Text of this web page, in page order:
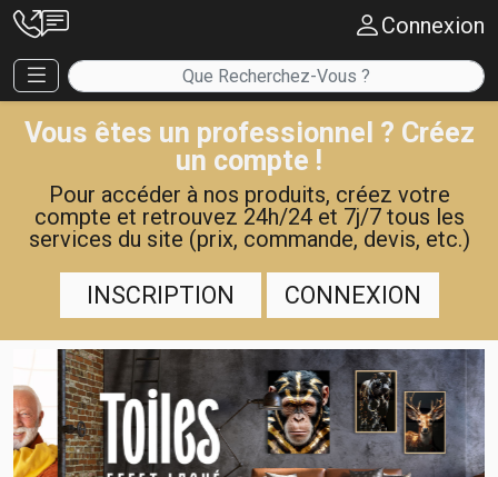
Connexion
Vous êtes un professionnel ? Créez
un compte !
Pour accéder à nos produits, créez votre
compte et retrouvez 24h/24 et 7j/7 tous les
services du site (prix, commande, devis, etc.)
INSCRIPTION CONNEXION